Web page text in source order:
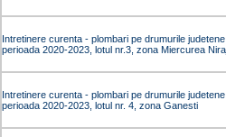
Intretinere curenta - plombari pe drumurile
perioada 2020-2023, lotul nr.3, zona Miercurea
Intretinere curenta - plombari pe drumurile
perioada 2020-2023, lotul nr. 4, zona Ganesti